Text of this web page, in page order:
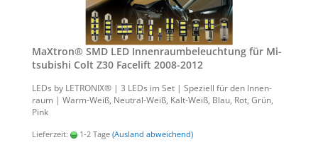
MaX­tron® SMD LED In­nen­raum­be­leuch­tung für Mi­
tsu­bi­shi Colt Z30 Face­lift 2008-​2012
LEDs by LE­TRO­NIX® | 3 LEDs im Set | Spe­zi­ell für den In­nen­
raum | Warm-​Weiß, Neutral-​Weiß, Kalt-​Weiß, Blau, Rot, Grün,
Pink
Lieferzeit: 1-2 Tage (Ausland abweichend)